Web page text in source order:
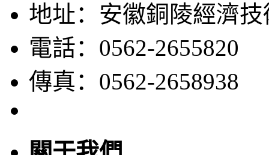
地址：安徽銅陵經濟
電話：0562-2655820
傳真：0562-2658938